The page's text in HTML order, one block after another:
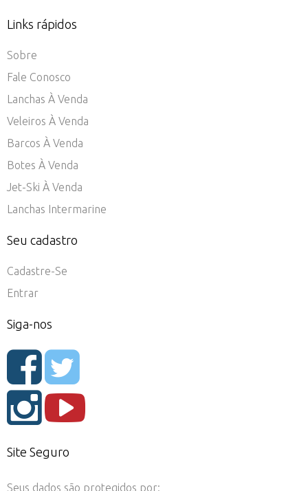
Links rápidos
Sobre
Fale Conosco
Lanchas À Venda
Veleiros À Venda
Barcos À Venda
Botes À Venda
Jet-Ski À Venda
Lanchas Intermarine
Seu cadastro
Cadastre-Se
Entrar
Siga-nos
Site Seguro
Seus dados são protegidos por: